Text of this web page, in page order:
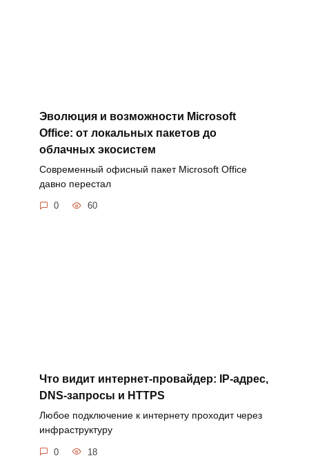
Эволюция и возможности Microsoft
Office: от локальных пакетов до
облачных экосистем
Современный офисный пакет Microsoft Office
давно перестал
0 60
Что видит интернет-провайдер: IP-адрес,
DNS-запросы и HTTPS
Любое подключение к интернету проходит через
инфраструктуру
0 18